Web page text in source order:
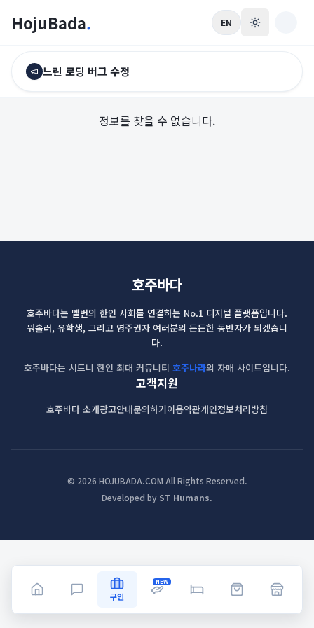
HojuBada. EN
느린 로딩 버그 수정
정보를 찾을 수 없습니다.
호주바다
호주바다는 멜번의 한인 사회를 연결하는 No.1 디지털 플랫폼입니다.
워홀러, 유학생, 그리고 영주권자 여러분의 든든한 동반자가 되겠습니
다.
호주바다는 시드니 한인 최대 커뮤니티 호주나라의 자매 사이트입니다.
고객지원
호주바다 소개광고안내문의하기이용약관개인정보처리방침
© 2026 HOJUBADA.COM All Rights Reserved.
Developed by ST Humans.
구인
NEW